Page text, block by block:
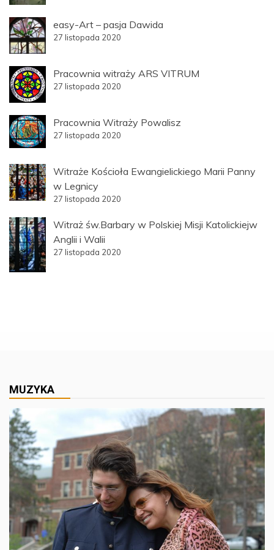
easy-Art – pasja Dawida
27 listopada 2020
Pracownia witraży ARS VITRUM
27 listopada 2020
Pracownia Witraży Powalisz
27 listopada 2020
Witraże Kościoła Ewangielickiego Marii Panny
w Legnicy
27 listopada 2020
Witraż św.Barbary w Polskiej Misji Katolickiejw
Anglii i Walii
27 listopada 2020
MUZYKA